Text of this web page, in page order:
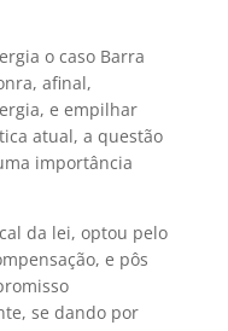
o caso Barra
afinal,
e empilhar
atual, a questão
importância
da lei, optou pelo
e pôs
se dando por